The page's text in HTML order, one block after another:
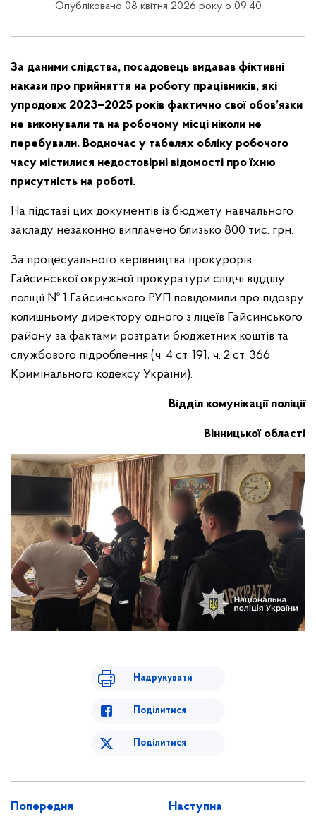
Опубліковано 08 квітня 2026 року о 09:40
За даними слідства, посадовець видавав фіктивні
накази про прийняття на роботу працівників, які
упродовж 2023–2025 років фактично свої обов’язки
не виконували та на робочому місці ніколи не
перебували. Водночас у табелях обліку робочого
часу містилися недостовірні відомості про їхню
присутність на роботі.
На підставі цих документів із бюджету навчального
закладу незаконно виплачено близько 800 тис. грн.
За процесуального керівництва прокурорів
Гайсинської окружної прокуратури слідчі відділу
поліції № 1 Гайсинського РУП повідомили про підозру
колишньому директору одного з ліцеїв Гайсинського
району за фактами розтрати бюджетних коштів та
службового підроблення (ч. 4 ст. 191, ч. 2 ст. 366
Кримінального кодексу України).
Відділ комунікації поліції
Вінницької області
Надрукувати
Поділитися
Поділитися
Попередня Наступна